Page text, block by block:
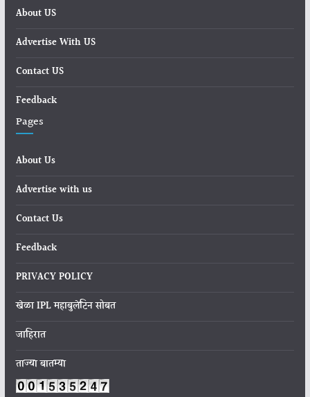
About US
Advertise With US
Contact US
Feedback
Pages
About Us
Advertise with us
Contact Us
Feedback
PRIVACY POLICY
खेळा IPL महाबुलेटिन सोबत
जाहिरात
ताज्या बातम्या